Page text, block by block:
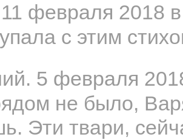
февраля 2018
с этим
5 февраля
не было,
Эти твари,